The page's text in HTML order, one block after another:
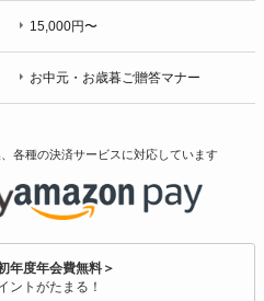
15,000円〜
お中元・お歳暮ご贈答マナー
各種の決済サービスに対応しています
年度年会費無料＞
ントがたまる！